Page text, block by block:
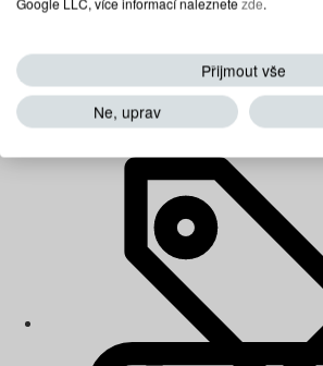
Dětské matrace
Přijmout vše
Ne, uprav